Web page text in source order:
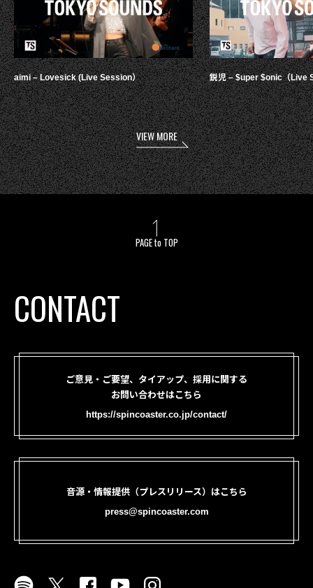
aimi – Lovesick (Live Session） 鋭児 – $uper $onic（Live
VIEW MORE
PAGE to TOP
CONTACT
ご意見・ご要望、タイアップ、採用に関する
お問い合わせはこちら
https://spincoaster.co.jp/contact/
音源・情報提供（プレスリリース）はこちら
press@spincoaster.com